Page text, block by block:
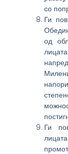
со
Ги
од
Ги